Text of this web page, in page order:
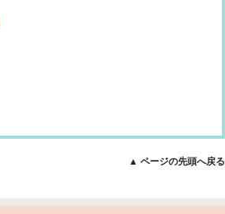
▲ ページの先頭へ戻る